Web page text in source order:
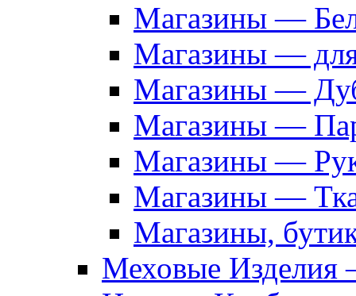
Магазины —
Магазины —
Магазины —
Магазины —
Магазины —
Магазины —
Магазины,
Меховые Изделия